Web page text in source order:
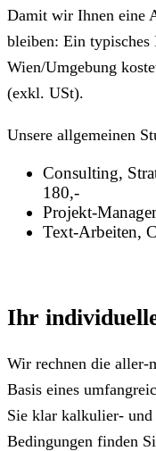
Damit wir Ihnen eine
bleiben: Ein typisches
Wien/Umgebung
(exkl. USt).
Unsere allgemeinen
Consulting,
180,-
Projekt-
Text-Arbeiten,
Ihr
Wir rechnen die aller-
Basis eines
Sie klar kalkulier- und
Bedingungen finden